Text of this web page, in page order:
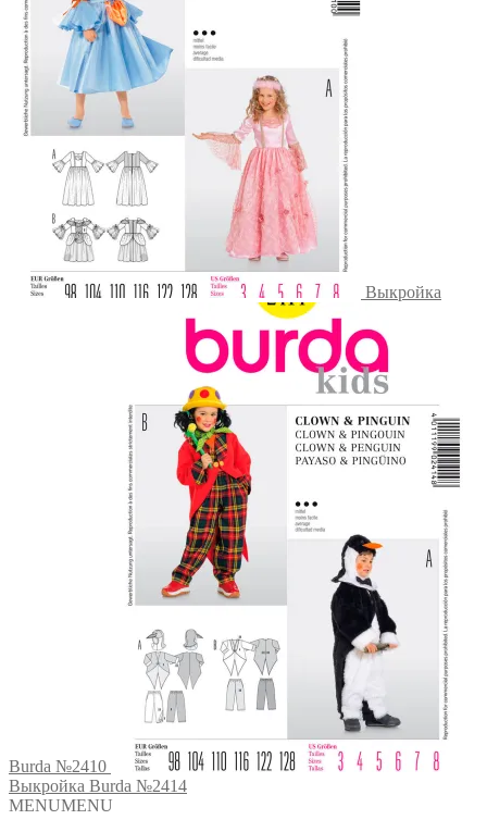
Выкройка
Burda №2410
Выкройка Burda №2414
MENUMENU